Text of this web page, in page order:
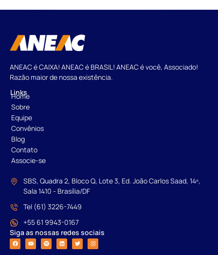
ANEAC é CAIXA! ANEAC é BRASIL! ANEAC é você, Associado!
Razão maior de nossa existência.
Links
Home
Sobre
Equipe
Convênios
Blog
Contato
Associe-se
SBS, Quadra 2, Bloco Q, Lote 3, Ed. João Carlos Saad, 14º,
Sala 1410 - Brasília/DF
Tel (61) 3226-7449
+55 61 9943-0167
Siga as nossas redes sociais